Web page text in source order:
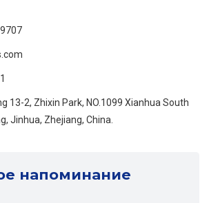
13-2, Zhixin Park, NO.1099 Xianhua South
Jinhua, Zhejiang, China.
напоминание